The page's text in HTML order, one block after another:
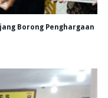
Borong Penghargaan